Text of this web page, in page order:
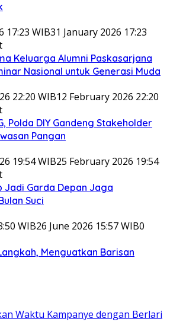
17:23 WIB31 January 2026 17:23
Keluarga Alumni Paskasarjana
Nasional untuk Generasi Muda
22:20 WIB12 February 2026 22:20
Polda DIY Gandeng Stakeholder
Pangan
19:54 WIB25 February 2026 19:54
Jadi Garda Depan Jaga
Suci
WIB26 June 2026 15:57 WIB0
Menguatkan Barisan